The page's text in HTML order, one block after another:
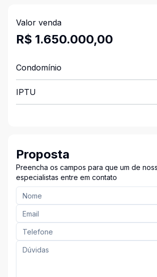
Valor venda
R$ 1.650.000,00
Condomínio
IPTU
Proposta
Preencha os campos para que um de
especialistas entre em contato